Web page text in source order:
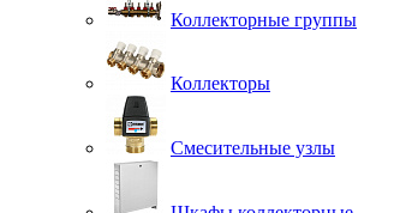
Коллекторные группы
Коллекторы
Смесительные узлы